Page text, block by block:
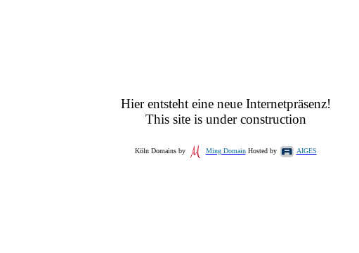
Hier entsteht eine neue Internetpräsenz!
This site is under construction
Köln Domains by Ming DomainHosted by AIGES